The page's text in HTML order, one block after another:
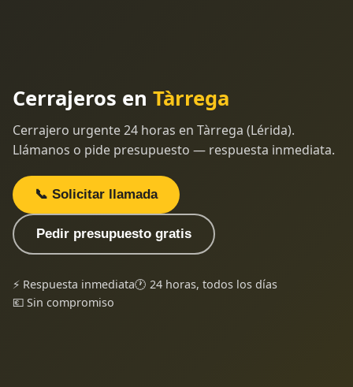
Cerrajeros en Tàrrega
Cerrajero urgente 24 horas en Tàrrega (Lérida).
Llámanos o pide presupuesto — respuesta inmediata.
📞 Solicitar llamada
Pedir presupuesto gratis
⚡ Respuesta inmediata🕐 24 horas, todos los días
💶 Sin compromiso